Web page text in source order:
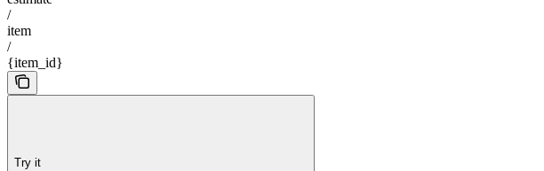
/
item
/
{item_id}
Try it